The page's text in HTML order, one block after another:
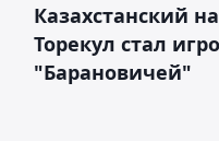
Казахстанский
Торекул стал
"Барановичей"